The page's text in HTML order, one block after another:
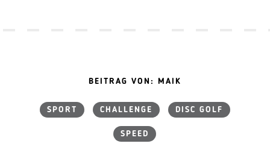
BEITRAG VON: MAIK
SPORT CHALLENGE DISC GOLF
SPEED